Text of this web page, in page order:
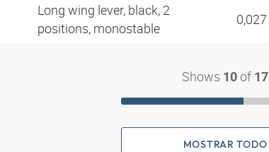
Long wing lever, black, 2
positions, monostable
0,027
Shows 10 of 17
MOSTRAR TODO